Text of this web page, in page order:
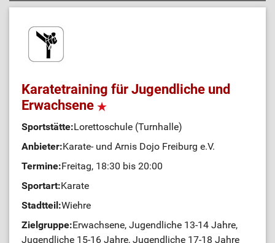
Karatetraining für Jugendliche und
Erwachsene
Sportstätte:Lorettoschule (Turnhalle)
Anbieter:Karate- und Arnis Dojo Freiburg e.V.
Termine:Freitag, 18:30 bis 20:00
Sportart:Karate
Stadtteil:Wiehre
Zielgruppe:Erwachsene, Jugendliche 13-14 Jahre,
Jugendliche 15-16 Jahre, Jugendliche 17-18 Jahre